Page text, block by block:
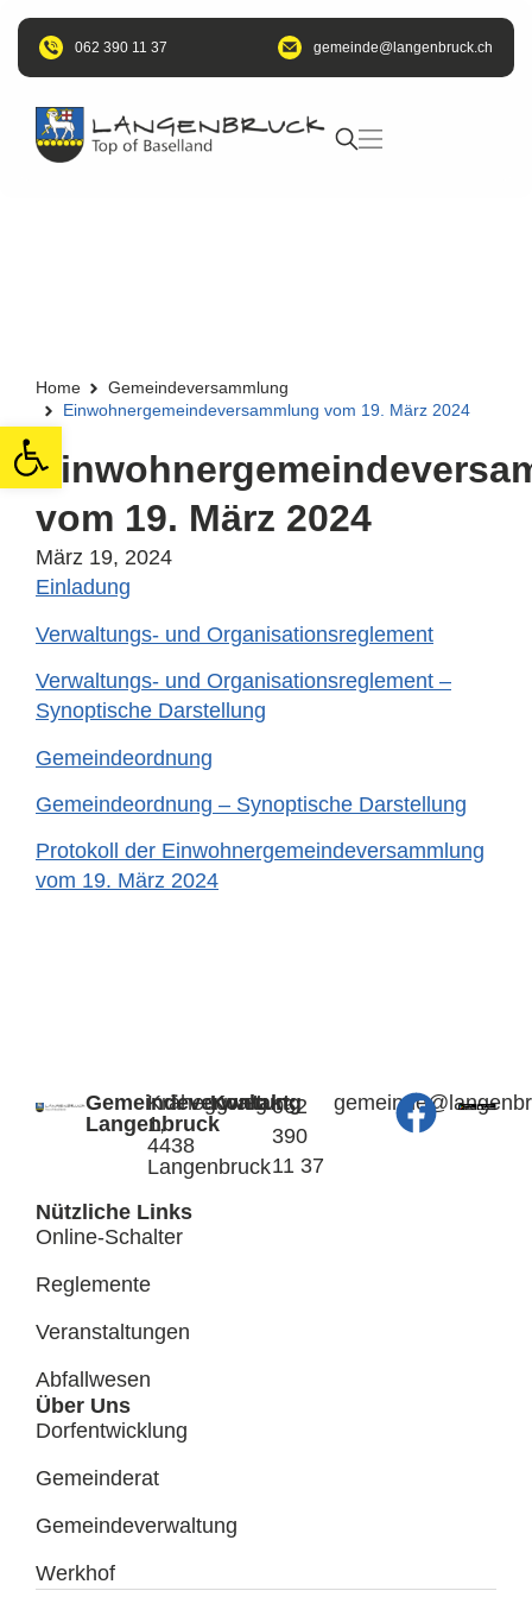
Open toolbar
062 390 11 37 hc.kcurbnegnal
@edniemeg
Home
Gemeindeversammlung
Einwohnergemeindeversammlung vom 19. März 2024
vom 19. März 2024
März 19, 2024
Einladung
Verwaltungs- und Organisationsreglement
Verwaltungs- und Organisationsreglement –
Synoptische Darstellung
Gemeindeordnung
Gemeindeordnung – Synoptische Darstellung
Protokoll der Einwohnergemeindeversammlung
vom 19. März 2024
Gemeindeverwaltung
Langenbruck
Kräheggweg
1,
4438
Langenbruck
Kontakt:
062
390
11 37
@edniemeg
Nützliche Links
Online-Schalter
Reglemente
Veranstaltungen
Abfallwesen
Über Uns
Dorfentwicklung
Gemeinderat
Gemeindeverwaltung
Werkhof